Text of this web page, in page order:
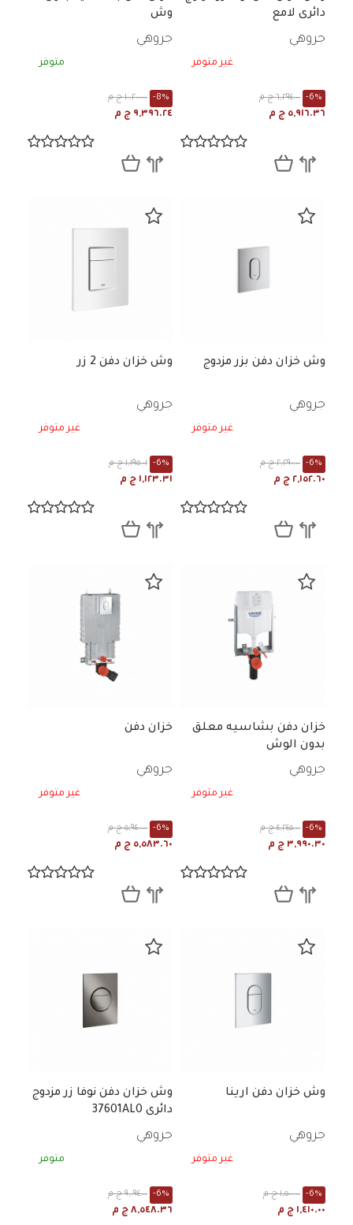
دائرى لامع
جروهي
غير متوفر
٦,٢٩٤.٠٠ ج م -6%
٥,٩١٦.٣٦ ج م
وش
جروهي
متوفر
١٠,٢٠٠.٠٠ ج م -8%
٩,٣٩٦.٢٤ ج م
وش خزان دفن بزر مزدوج
جروهي
غير متوفر
٢,٢٩٠.٠٠ ج م -6%
٢,١٥٢.٦٠ ج م
وش خزان دفن 2 زر
جروهي
غير متوفر
١,١٩٥.٠١ ج م -6%
١,١٢٣.٣١ ج م
خزان دفن بشاسيه معلق
بدون الوش
جروهي
غير متوفر
٤,٢٤٥.٠٠ ج م -6%
٣,٩٩٠.٣٠ ج م
خزان دفن
جروهي
غير متوفر
٥,٩٤٠.٠٠ ج م -6%
٥,٥٨٣.٦٠ ج م
وش خزان دفن ارينا
جروهي
غير متوفر
١,٥٠٠.٠٠ ج م -6%
١,٤١٠.٠٠ ج م
وش خزان دفن نوفا زر مزدوج
دائرى 37601AL0
جروهي
متوفر
٩,٠٩٤.٠٠ ج م -6%
٨,٥٤٨.٣٦ ج م